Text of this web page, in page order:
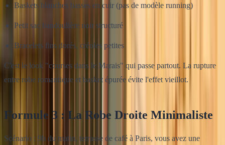
Baskets blanches basses en cuir (pas de modèle running)
Petit sac bandoulière noir structuré
Bracelets fins dorés, créoles petites
C'est le look "courses dans le Marais" qui passe partout. La rupture
entre robe romantique et basket épurée évite l'effet vieillot.
Formule 3 : La Robe Droite Minimaliste
Scénario : 9h du matin, terrasse de café à Paris, vous avez une